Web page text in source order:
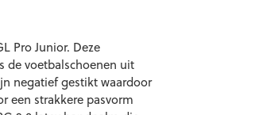
Pro Junior. Deze
de voetbalschoenen uit
negatief gestikt waardoor
een strakkere pasvorm